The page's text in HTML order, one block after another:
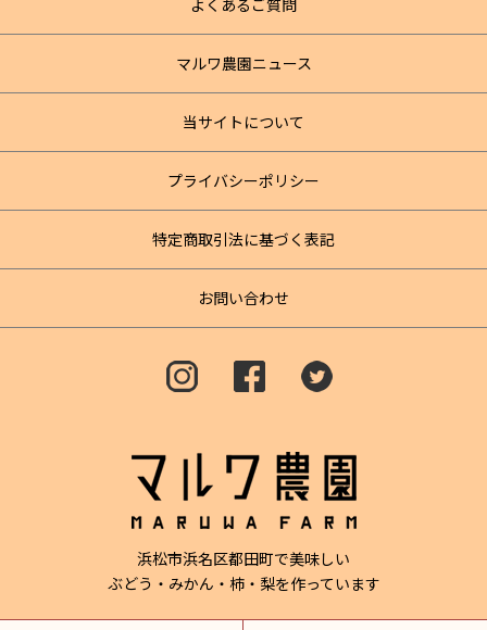
よくあるご質問
マルワ農園ニュース
当サイトについて
プライバシーポリシー
特定商取引法に基づく表記
お問い合わせ
浜松市浜名区都田町で美味しい
ぶどう・みかん・柿・梨を作っています